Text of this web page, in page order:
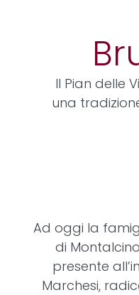
Il Pian delle
una
Ad oggi la
di
presente
Marchesi,